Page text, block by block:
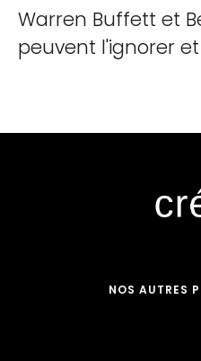
Warren Buffett et
peuvent l'ignorer
NOS AUTRES